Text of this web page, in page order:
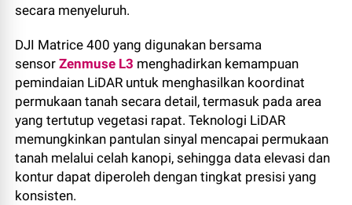
secara menyeluruh.
DJI Matrice 400 yang digunakan bersama
sensorZenmuse L3 menghadirkan kemampuan
pemindaian LiDAR untuk menghasilkan koordinat
permukaan tanah secara detail, termasuk pada area
yang tertutup vegetasi rapat. Teknologi LiDAR
memungkinkan pantulan sinyal mencapai permukaan
tanah melalui celah kanopi, sehingga data elevasi dan
kontur dapat diperoleh dengan tingkat presisi yang
konsisten.